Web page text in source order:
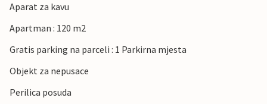
Aparat za kavu
Apartman : 120 m2
Gratis parking na parceli : 1 Parkirna mjesta
Objekt za nepusace
Perilica posuda